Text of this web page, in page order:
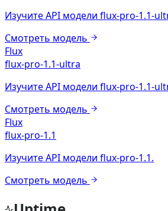
Изучите API модели flux-pro-1.1-
Смотреть модель
Flux
flux-pro-1.1-ultra
Изучите API модели flux-pro-1.1-
Смотреть модель
Flux
flux-pro-1.1
Изучите API модели flux-pro-1.1.
Смотреть модель